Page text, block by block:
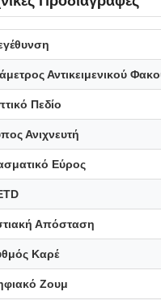
Αντικειμενικού
Πεδίο
Ανιχνευτή
Εύρος
Απόσταση
Καρέ
Ζουμ